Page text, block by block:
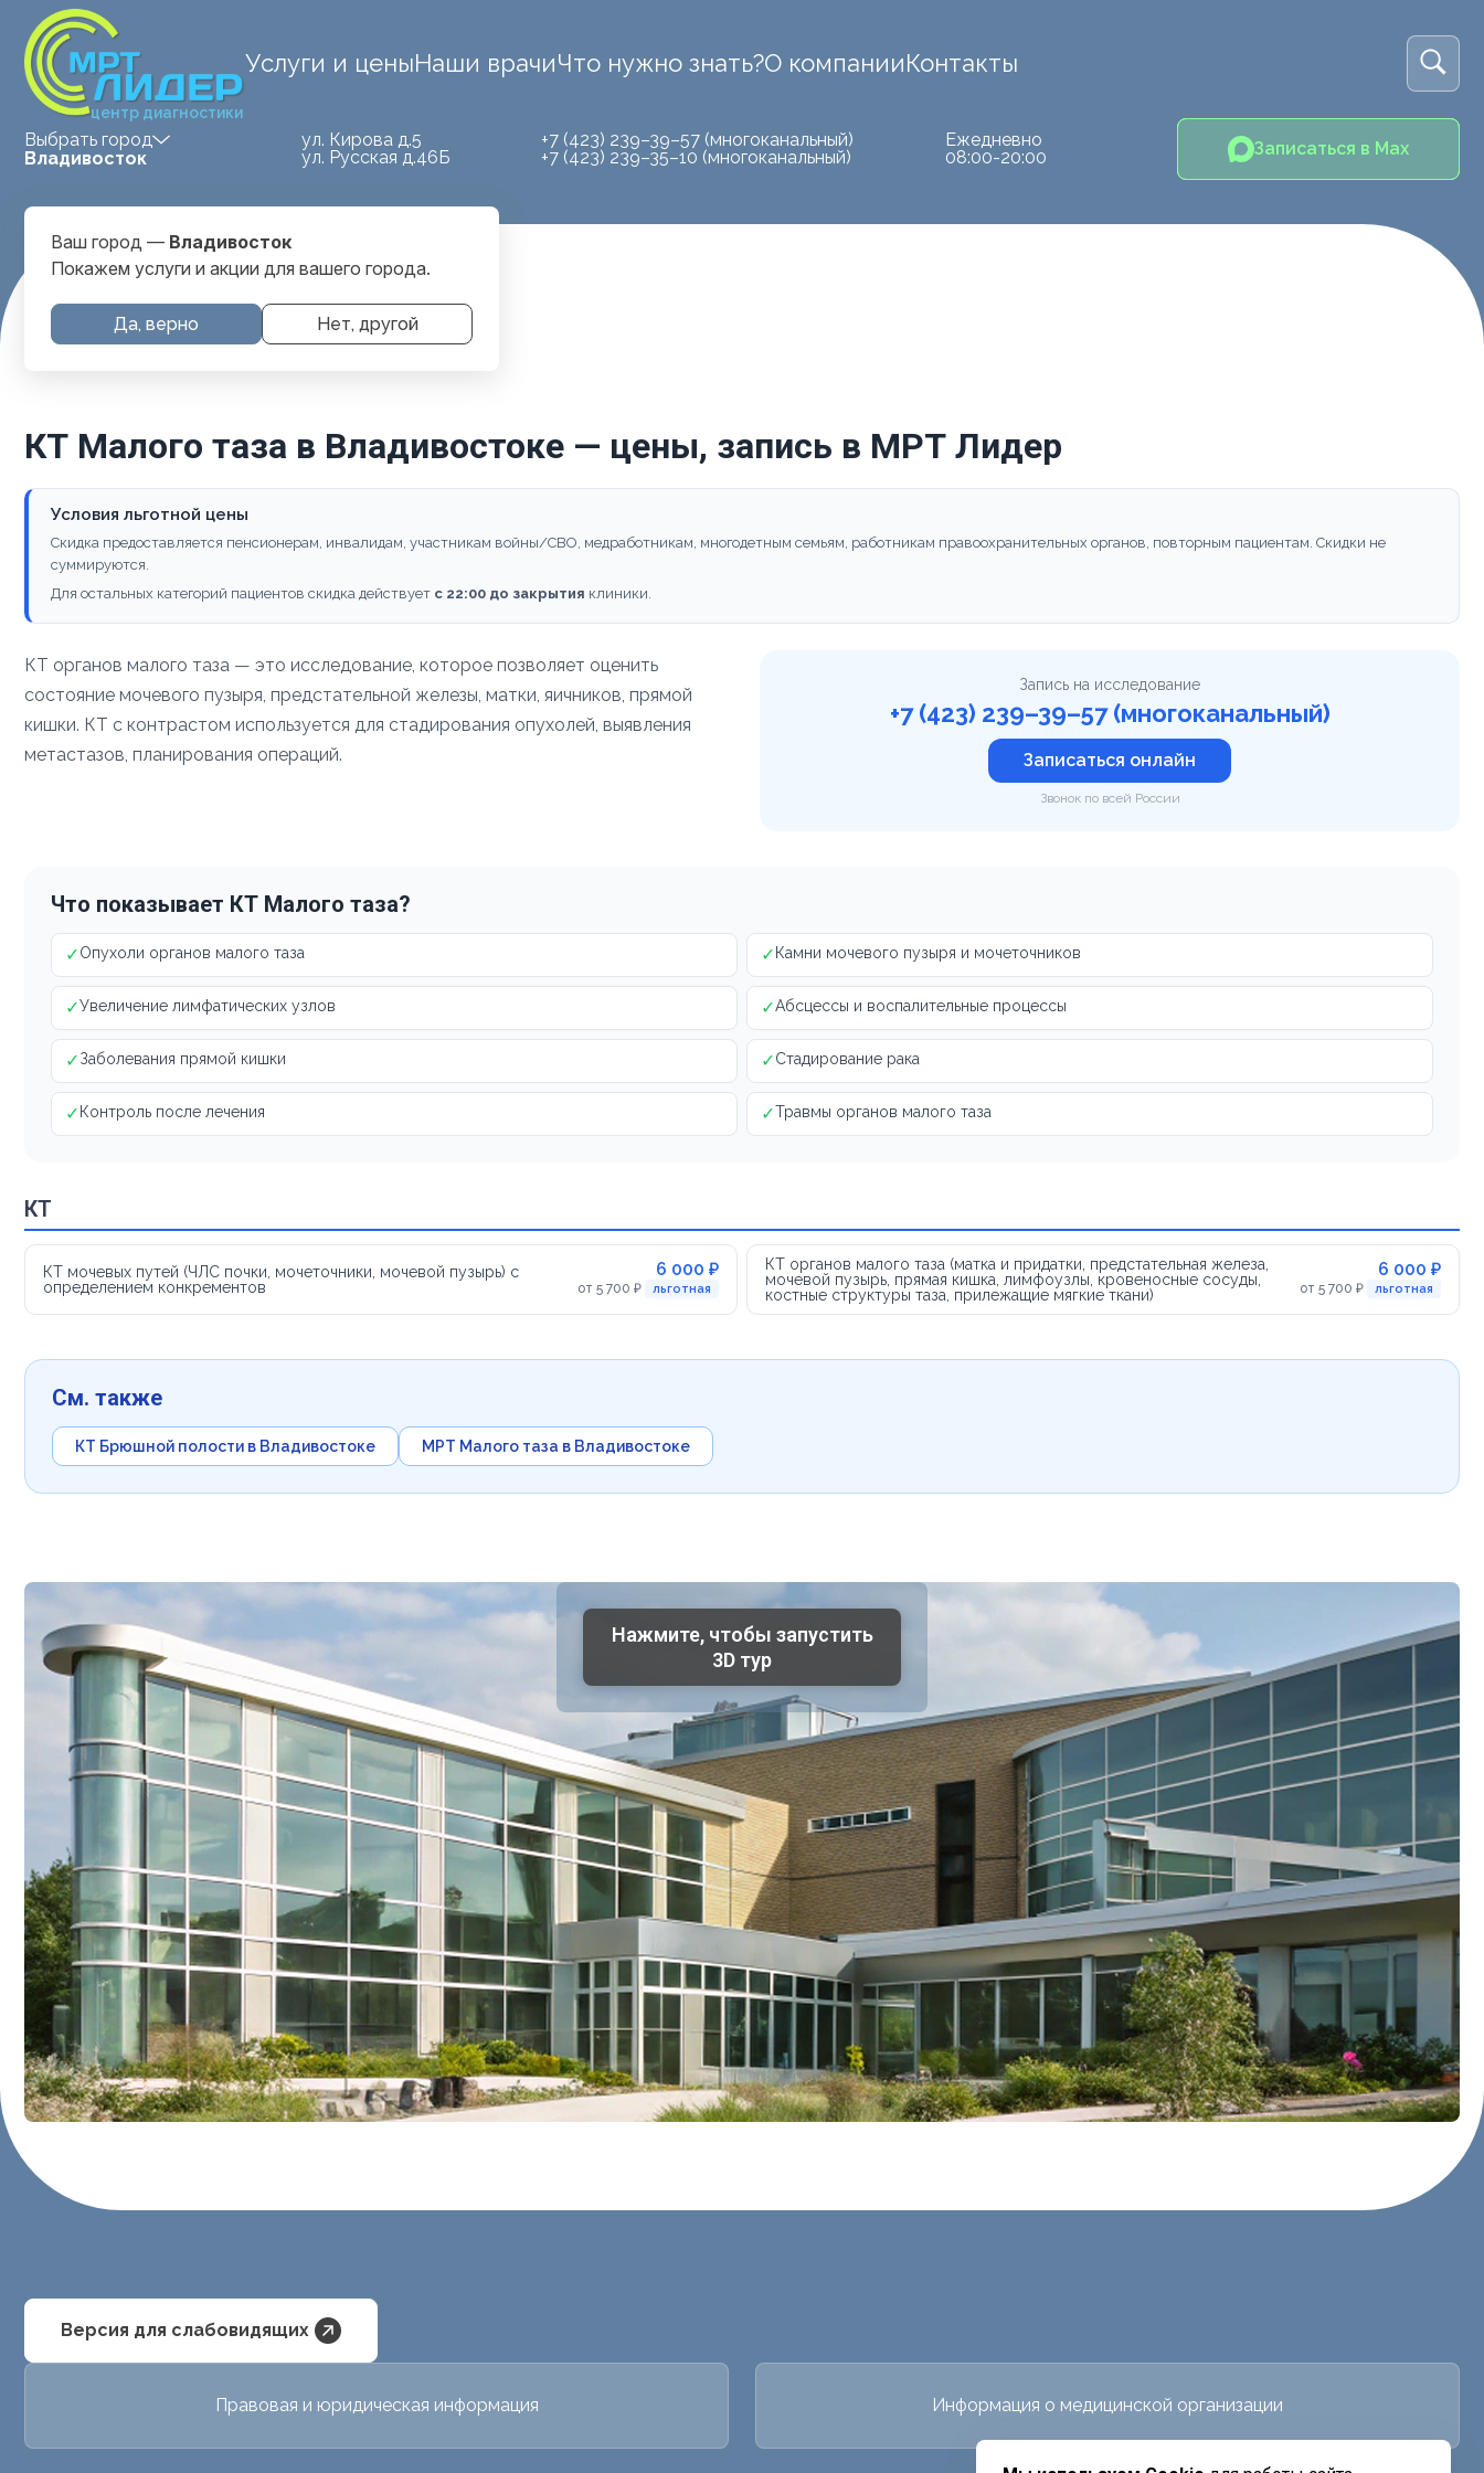
центр диагностики
Услуги и ценыНаши врачиЧто нужно знать?О компанииКонтакты
Выбрать город
Владивосток
ул. Кирова д.5
ул. Русская д.46Б
+7 (423) 239–39–57 (многоканальный)
+7 (423) 239–35–10 (многоканальный)
Ежедневно
08:00-20:00
Записаться в Max
Ваш город — Владивосток
Покажем услуги и акции для вашего города.
Да, верно Нет, другой
Услуги и цены Kt-Malogo-Taza
КТ Малого таза в Владивостоке — цены, запись в МРТ Лидер
Условия льготной цены
Скидка предоставляется пенсионерам, инвалидам, участникам войны/СВО, медработникам, многодетным семьям, работникам правоохранительных органов, повторным пациентам. Скидки не
суммируются.
Для остальных категорий пациентов скидка действует с 22:00 до закрытия клиники.
КТ органов малого таза — это исследование, которое позволяет оценить
состояние мочевого пузыря, предстательной железы, матки, яичников, прямой
кишки. КТ с контрастом используется для стадирования опухолей, выявления
метастазов, планирования операций.
Запись на исследование
+7 (423) 239–39–57 (многоканальный)
Записаться онлайн
Звонок по всей России
Что показывает КТ Малого таза?
✓Опухоли органов малого таза ✓ Камни мочевого пузыря и мочеточников
✓Увеличение лимфатических узлов ✓Абсцессы и воспалительные процессы
✓Заболевания прямой кишки ✓Стадирование рака
✓ Контроль после лечения ✓Травмы органов малого таза
КТ
КТ мочевых путей (ЧЛС почки, мочеточники, мочевой пузырь) с
определением конкрементов
6 000 ₽
от 5 700 ₽ льготная
КТ органов малого таза (матка и придатки, предстательная железа,
мочевой пузырь, прямая кишка, лимфоузлы, кровеносные сосуды,
костные структуры таза, прилежащие мягкие ткани)
6 000 ₽
от 5 700 ₽ льготная
См. также
КТ Брюшной полости в Владивостоке МРТ Малого таза в Владивостоке
Нажмите, чтобы запустить
3D тур
Версия для слабовидящих
Правовая и юридическая информация Информация о медицинской организации